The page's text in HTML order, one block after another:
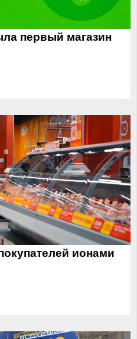
первый магазин
ионами